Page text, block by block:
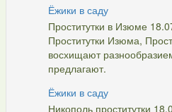
Ёжики в саду
Проститутки в Изюме
Проститутки Изюма,
восхищают
предлагают.
Ёжики в саду
Никополь проститутки